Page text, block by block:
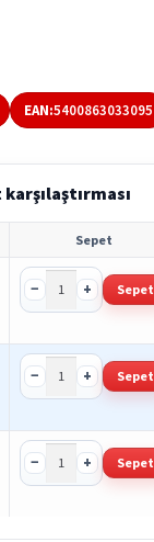
EAN:5400863033095
Sepet
− + Sepet
− + Sepet
− + Sepet